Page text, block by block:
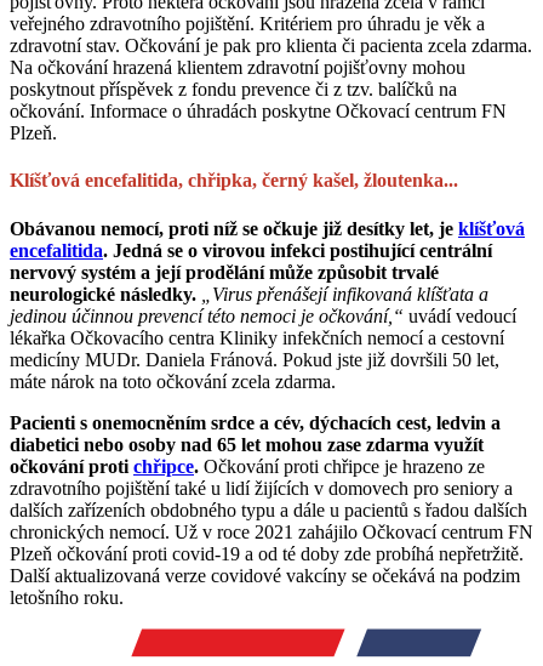
veřejného zdravotního pojištění. Kritériem pro úhradu je věk a
zdravotní stav. Očkování je pak pro klienta či pacienta zcela zdarma.
Na očkování hrazená klientem zdravotní pojišťovny mohou
poskytnout příspěvek z fondu prevence či z tzv. balíčků na
očkování. Informace o úhradách poskytne Očkovací centrum FN
Plzeň.
Klíšťová encefalitida, chřipka, černý kašel, žloutenka...
Obávanou nemocí, proti níž se očkuje již desítky let, je klíšťová
encefalitida. Jedná se o virovou infekci postihující centrální
nervový systém a její prodělání může způsobit trvalé
neurologické následky.
„Virus přenášejí infikovaná klíšťata a
jedinou účinnou prevencí této nemoci je očkování,“ uvádí vedoucí
lékařka Očkovacího centra Kliniky infekčních nemocí a cestovní
medicíny MUDr. Daniela Fránová. Pokud jste již dovršili 50 let,
máte nárok na toto očkování zcela zdarma.
Pacienti s onemocněním srdce a cév, dýchacích cest, ledvin a
diabetici nebo osoby nad 65 let mohou zase zdarma využít
očkování proti chřipce. Očkování proti chřipce je hrazeno ze
zdravotního pojištění také u lidí žijících v domovech pro seniory a
dalších zařízeních obdobného typu a dále u pacientů s řadou dalších
chronických nemocí. Už v roce 2021 zahájilo Očkovací centrum FN
Plzeň očkování proti covid-19 a od té doby zde probíhá nepřetržitě.
Další aktualizovaná verze covidové vakcíny se očekává na podzim
letošního roku.